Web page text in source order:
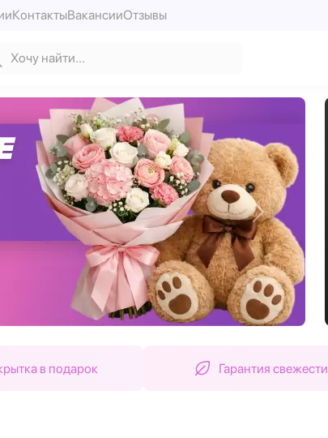
КонтактыВакансииОтзывы
Вперед
в подарок Гарантия свежести